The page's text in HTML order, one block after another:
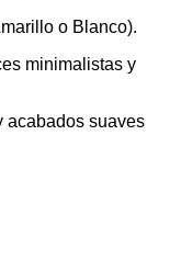
o Blanco).
minimalistas y
acabados suaves